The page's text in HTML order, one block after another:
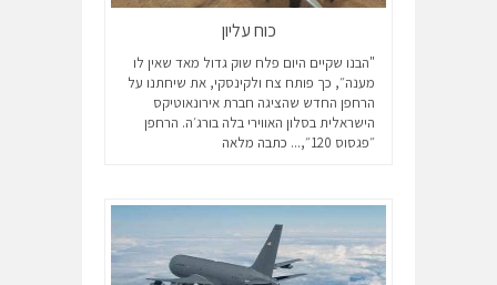
כוח עליון
"הבנו שקיים היום פלח שוק גדול מאד שאין לו
מענה״, כך פותח צח ולקינסקי, את שיחתנו על
הרחפן החדש שהציגה חברת אירונאוטיקס
הישראלית בסלון האווירי בלה בורג׳ה. הרחפן
״פגסוס 120״,...
כתבה מלאה